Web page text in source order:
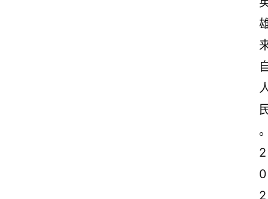
2
0
2